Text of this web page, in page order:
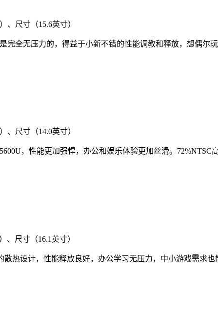
、尺寸（15.6英寸）
完全无压力的，得益于小新不错的性能调教和释放，想偶尔
、尺寸（14.0英寸）
，性能更加强悍，办公和娱乐体验更加丝滑。
、尺寸（16.1英寸）
热设计，性能释放良好，办公学习无压力，中小游戏需求